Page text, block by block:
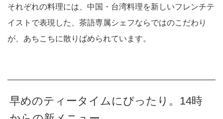
それぞれの料理には、中国・台湾料理を新しいフレンチテ
イストで表現した、茶語専属シェフならではのこだわり
が、あちこちに散りばめられています。
早めのティータイムにぴったり。14時